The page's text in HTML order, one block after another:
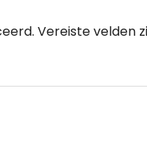
Vereiste velden